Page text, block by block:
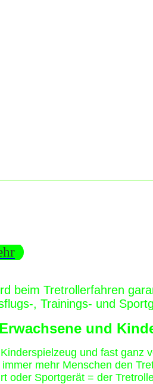
beim Tretrollerfahren
, Trainings- und
und
und fast ganz
mehr Menschen den
oder Sportgerät = der